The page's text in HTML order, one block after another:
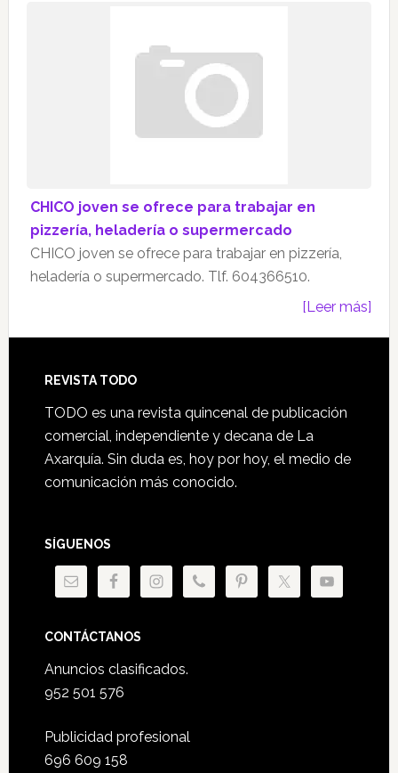
CHICO joven se ofrece para trabajar en
pizzería, heladería o supermercado
CHICO joven se ofrece para trabajar en pizzería,
heladería o supermercado. Tlf. 604366510.
[Leer más]
Footer
REVISTA TODO
TODO es una revista quincenal de publicación
comercial, independiente y decana de La
Axarquía. Sin duda es, hoy por hoy, el medio de
comunicación más conocido.
SÍGUENOS
CONTÁCTANOS
Anuncios clasificados.
952 501 576
Publicidad profesional
696 609 158